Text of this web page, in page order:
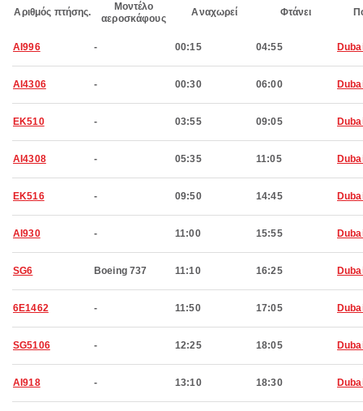
Αριθμός πτήσης.
Μοντέλο
αεροσκάφους
Αναχωρεί Φτάνει
AI996 - 00:15 04:55
AI4306 - 00:30 06:00
EK510 - 03:55 09:05
AI4308 - 05:35 11:05
EK516 - 09:50 14:45
AI930 - 11:00 15:55
SG6 Boeing 737 11:10 16:25
6E1462 - 11:50 17:05
SG5106 - 12:25 18:05
AI918 - 13:10 18:30